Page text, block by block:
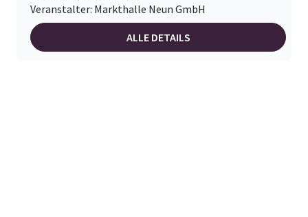
Veranstalter: Markthalle Neun GmbH
ALLE DETAILS